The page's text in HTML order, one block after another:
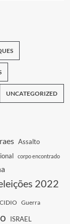
UNCATEGORIZED
Assalto
corpo encontrado
2022
Guerra
ISRAEL